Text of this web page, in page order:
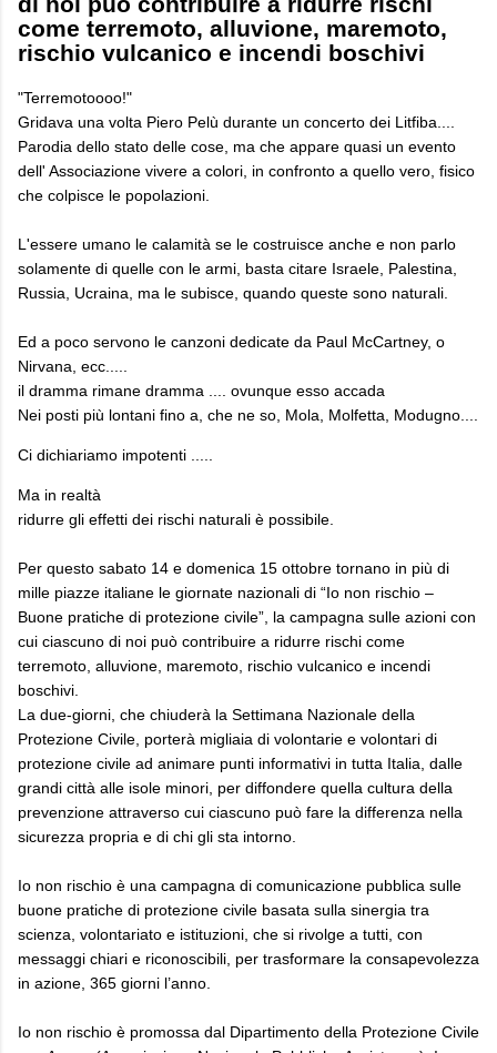
come terremoto, alluvione, maremoto,
rischio vulcanico e incendi boschivi
"Terremotoooo!"
Gridava una volta Piero Pelù durante un concerto dei Litfiba....
Parodia dello stato delle cose, ma che appare quasi un evento
dell' Associazione vivere a colori, in confronto a quello vero, fisico
che colpisce le popolazioni.
L'essere umano le calamità se le costruisce anche e non parlo
solamente di quelle con le armi, basta citare Israele, Palestina,
Russia, Ucraina, ma le subisce, quando queste sono naturali.
Ed a poco servono le canzoni dedicate da Paul McCartney, o
Nirvana, ecc.....
il dramma rimane dramma .... ovunque esso accada
Nei posti più lontani fino a, che ne so, Mola, Molfetta, Modugno....
Ci dichiariamo impotenti .....
Ma in realtà
ridurre gli effetti dei rischi naturali è possibile.
Per questo sabato 14 e domenica 15 ottobre tornano in più di
mille piazze italiane le giornate nazionali di “Io non rischio –
Buone pratiche di protezione civile”, la campagna sulle azioni con
cui ciascuno di noi può contribuire a ridurre rischi come
terremoto, alluvione, maremoto, rischio vulcanico e incendi
boschivi.
La due-giorni, che chiuderà la Settimana Nazionale della
Protezione Civile, porterà migliaia di volontarie e volontari di
protezione civile ad animare punti informativi in tutta Italia, dalle
grandi città alle isole minori, per diffondere quella cultura della
prevenzione attraverso cui ciascuno può fare la differenza nella
sicurezza propria e di chi gli sta intorno.
Io non rischio è una campagna di comunicazione pubblica sulle
buone pratiche di protezione civile basata sulla sinergia tra
scienza, volontariato e istituzioni, che si rivolge a tutti, con
messaggi chiari e riconoscibili, per trasformare la consapevolezza
in azione, 365 giorni l’anno.
Io non rischio è promossa dal Dipartimento della Protezione Civile